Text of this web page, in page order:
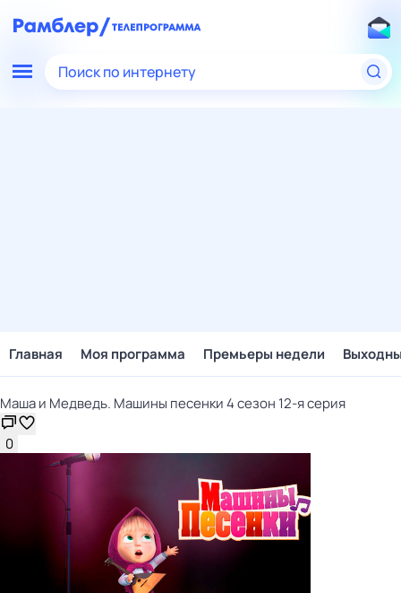
Поиск по интернету
Главная Моя программа Премьеры недели
Маша и Медведь. Машины песенки 4 сезон 12-я серия
0